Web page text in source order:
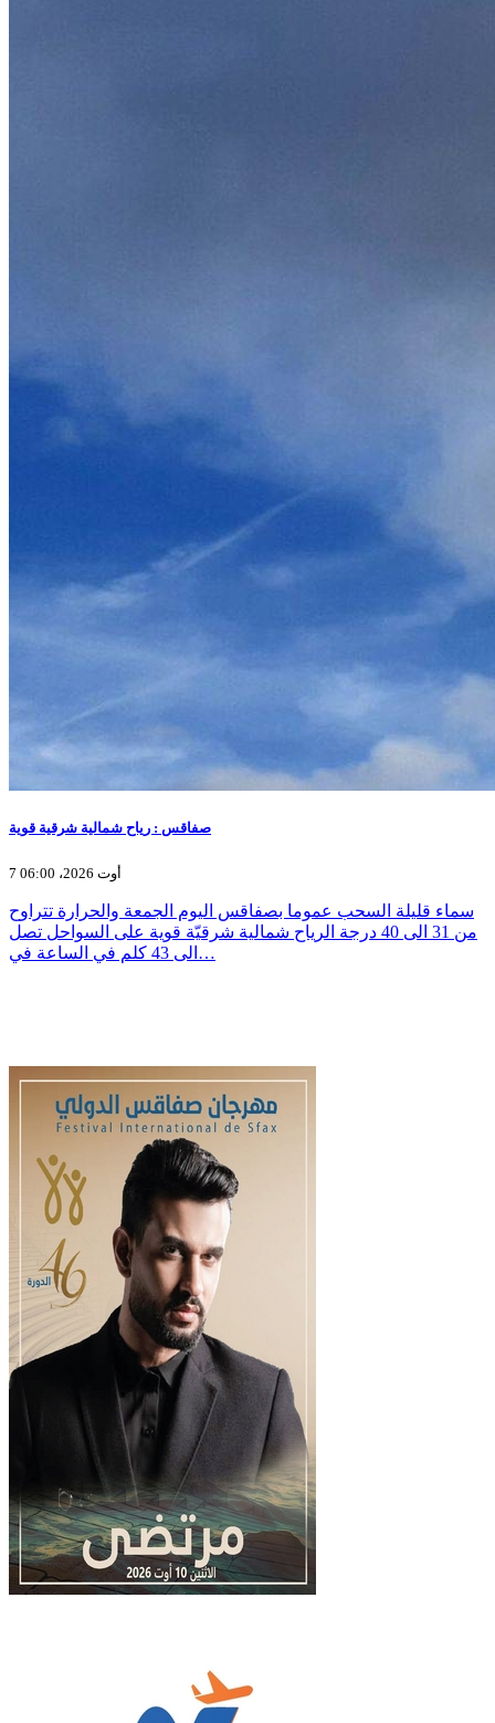
صفاقس : رياح شمالية شرقية قوية
7 أوت 2026، 06:00
سماء قليلة السحب عموما بصفاقس اليوم الجمعة والحرارة تتراوح
من 31 الى 40 درجة الرياح شمالية شرقيّة قوية على السواحل تصل
الى 43 كلم في الساعة في…